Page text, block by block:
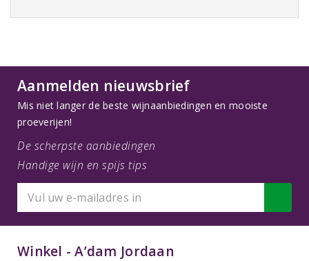
Aanmelden nieuwsbrief
Mis niet langer de beste wijnaanbiedingen en mooiste
proeverijen!
De scherpste aanbiedingen
Handige wijn en spijs tips
Winkel - A’dam Jordaan